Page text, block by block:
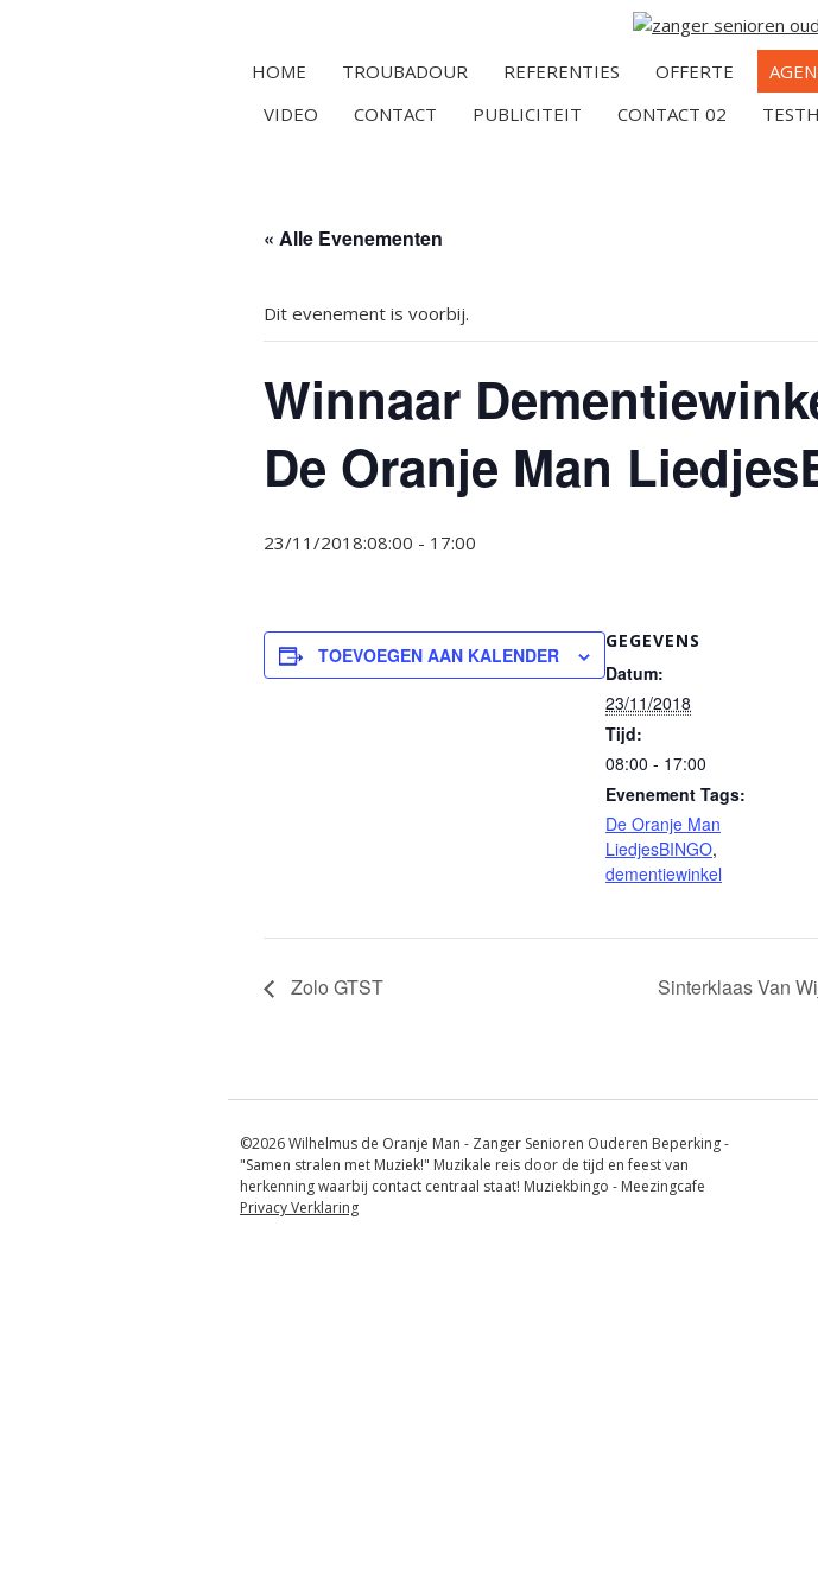
HOME TROUBADOUR REFERENTIES OFFERTE
VIDEO
CONTACT PUBLICITEIT CONTACT 02
« Alle Evenementen
Dit evenement is voorbij.
Winnaar
De Oranje Man
23/11/2018:08:00 - 17:00
TOEVOEGEN AAN KALENDER
GEGEVENS
Datum:
23/11/2018
Tijd:
08:00 - 17:00
Evenement Tags:
De Oranje Man
LiedjesBINGO,
dementiewinkel
Zolo GTST Sinterklaas Van
©2026 Wilhelmus de Oranje Man - Zanger Senioren Ouderen Beperking -
"Samen stralen met Muziek!" Muzikale reis door de tijd en feest van
herkenning waarbij contact centraal staat! Muziekbingo - Meezingcafe
Privacy Verklaring